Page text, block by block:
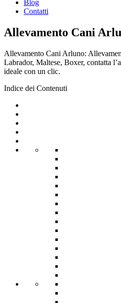
Blog
Contatti
Allevamento Cani
Allevamento Cani Arluno:
Labrador, Maltese, Boxer, contatta
ideale con un clic.
Indice dei Contenuti